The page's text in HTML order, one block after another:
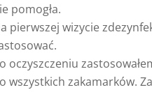
pomogła.
pierwszej wizycie
oczyszczeniu
wszystkich zakamarków.